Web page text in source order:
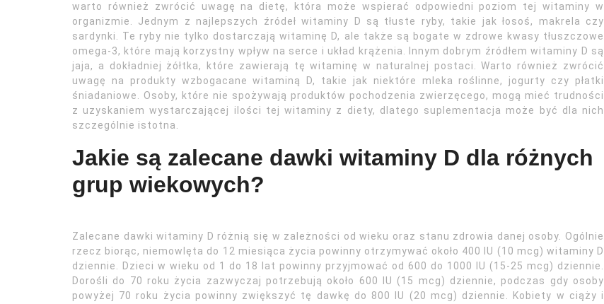
warto również zwrócić uwagę na dietę, która może wspierać odpowiedni poziom tej witaminy w
organizmie. Jednym z najlepszych źródeł witaminy D są tłuste ryby, takie jak łosoś, makrela czy
sardynki. Te ryby nie tylko dostarczają witaminę D, ale także są bogate w zdrowe kwasy tłuszczowe
omega-3, które mają korzystny wpływ na serce i układ krążenia. Innym dobrym źródłem witaminy D są
jaja, a dokładniej żółtka, które zawierają tę witaminę w naturalnej postaci. Warto również zwrócić
uwagę na produkty wzbogacane witaminą D, takie jak niektóre mleka roślinne, jogurty czy płatki
śniadaniowe. Osoby, które nie spożywają produktów pochodzenia zwierzęcego, mogą mieć trudności
z uzyskaniem wystarczającej ilości tej witaminy z diety, dlatego suplementacja może być dla nich
szczególnie istotna.
Jakie są zalecane dawki witaminy D dla różnych
grup wiekowych?
Zalecane dawki witaminy D różnią się w zależności od wieku oraz stanu zdrowia danej osoby. Ogólnie
rzecz biorąc, niemowlęta do 12 miesiąca życia powinny otrzymywać około 400 IU (10 mcg) witaminy D
dziennie. Dzieci w wieku od 1 do 18 lat powinny przyjmować od 600 do 1000 IU (15-25 mcg) dziennie.
Dorośli do 70 roku życia zazwyczaj potrzebują około 600 IU (15 mcg) dziennie, podczas gdy osoby
powyżej 70 roku życia powinny zwiększyć tę dawkę do 800 IU (20 mcg) dziennie. Kobiety w ciąży i